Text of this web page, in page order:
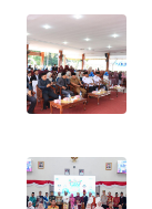
WN
SULBAR
WN
BABEL
WN
SUMBAR